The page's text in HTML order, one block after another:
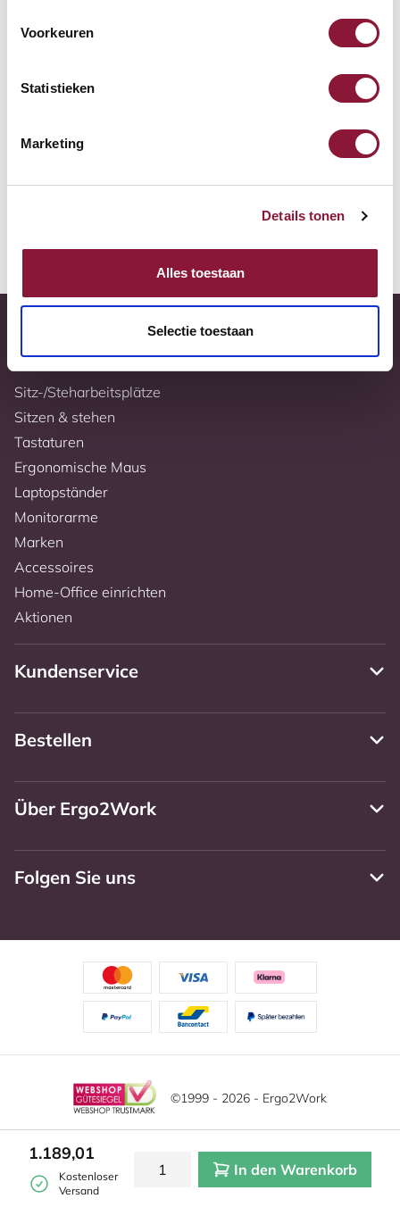
Voorkeuren
Statistieken
Marketing
Details tonen
Alles toestaan
Selectie toestaan
Zur Vergleichsliste hinzufügen
Tiefstpreisgarantie
10 Jahre Garantie
1.189,01
Kostenloser
Versand
In den Warenkorb
Sitz-/Steharbeitsplätze
Sitzen & stehen
Tastaturen
Ergonomische Maus
Laptopständer
Monitorarme
Marken
Accessoires
Home-Office einrichten
Aktionen
Kundenservice
Bestellen
Über Ergo2Work
Folgen Sie uns
©1999 - 2026 - Ergo2Work
Haftungsausschluss
Allgemeine Geschäftsbedingungen
Cookie-Einstellungen